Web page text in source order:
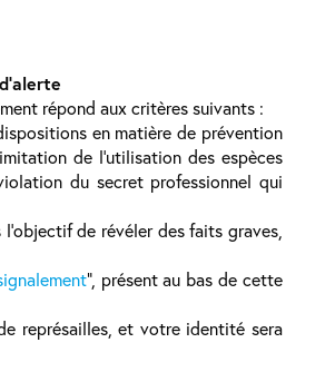
répond aux critères suivants :
en matière de prévention
de l'utilisation des espèces
du secret professionnel qui
de révéler des faits graves,
", présent au bas de cette
représailles, et votre identité sera